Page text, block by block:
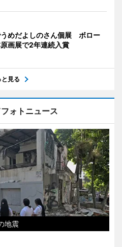
めだよしのさん個展 ボロー
画展で2年連続入賞
と見る
ォトニュース
地震